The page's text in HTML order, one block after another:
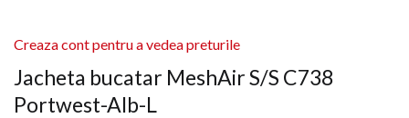
Jacheta bucatar MeshAir S/S C738
Portwest-Alb-L
Creaza cont pentru a vedea preturile